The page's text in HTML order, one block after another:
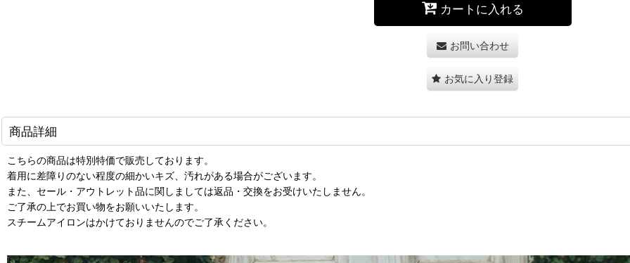
カートに入れる
お問い合わせ
お気に入り登録
商品詳細
こちらの商品は特別特価で販売しております。
着用に差障りのない程度の細かいキズ、汚れがある場合がございます。
また、セール・アウトレット品に関しましては返品・交換をお受けいたしません。
ご了承の上でお買い物をお願いいたします。
スチームアイロンはかけておりませんのでご了承ください。